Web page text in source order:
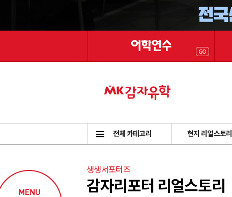
전체 카테고리 현지 리얼스토리
생생서포터즈
감자리포터 리얼스토리